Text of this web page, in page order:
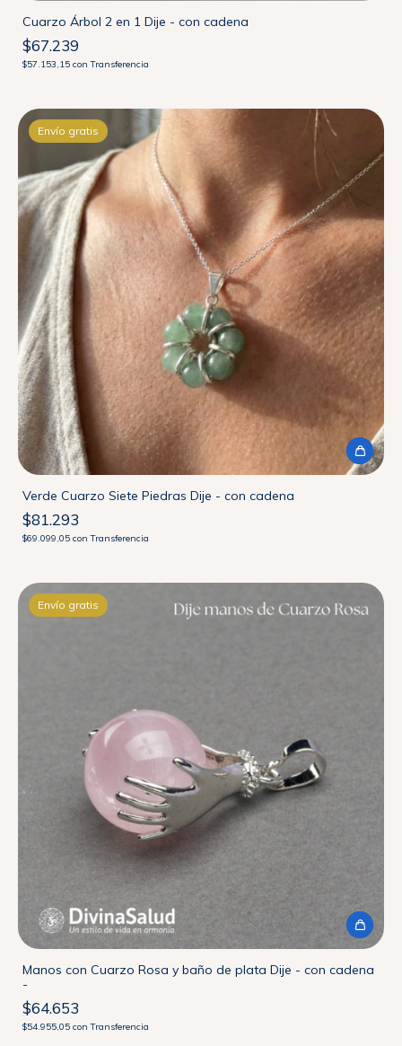
Cuarzo Árbol 2 en 1 Dije - con cadena
$67.239
$57.153,15 con Transferencia
Envío gratis
Verde Cuarzo Siete Piedras Dije - con cadena
$81.293
$69.099,05 con Transferencia
Envío gratis
Manos con Cuarzo Rosa y baño de plata Dije - con cadena
-
$64.653
$54.955,05 con Transferencia